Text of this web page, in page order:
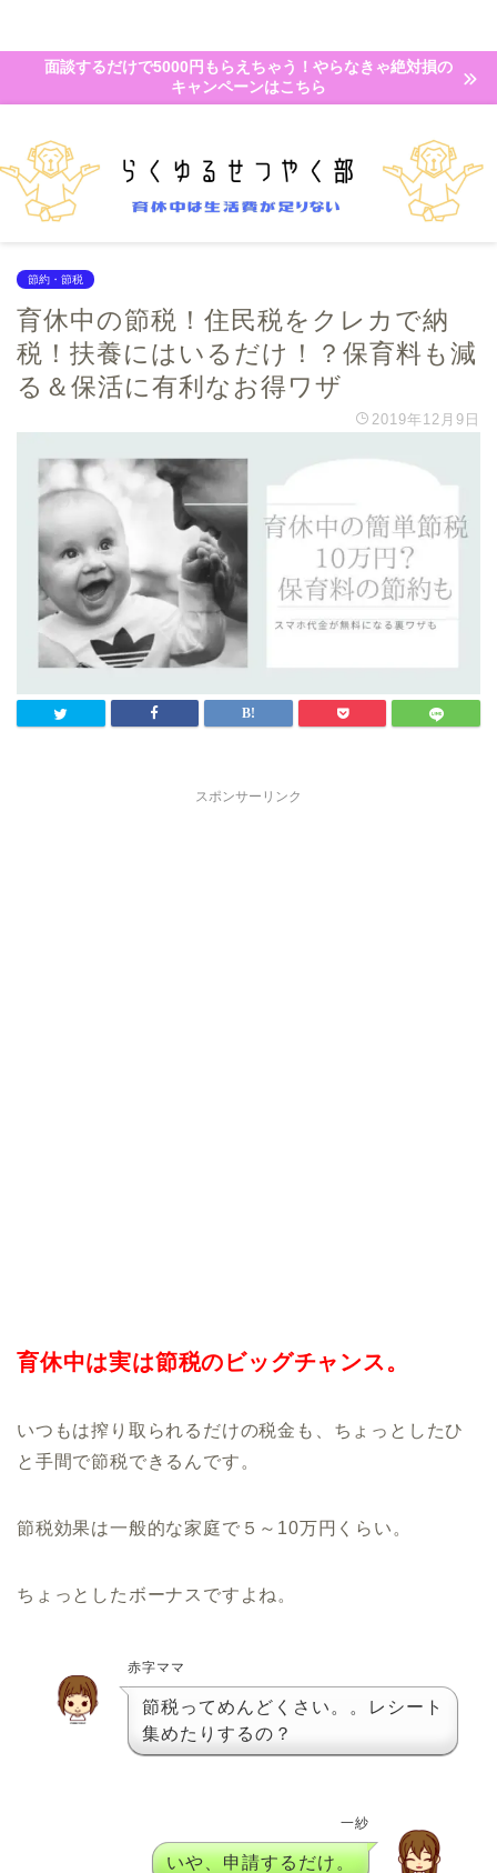
面談するだけで5000円もらえちゃう！やらなきゃ絶対損の
キャンペーンはこちら
節約・節税
育休中の節税！住民税をクレカで納
税！扶養にはいるだけ！？保育料も減
る＆保活に有利なお得ワザ
2019年12月9日
スポンサーリンク
育休中は実は節税のビッグチャンス。
いつもは搾り取られるだけの税金も、ちょっとしたひ
と手間で節税できるんです。
節税効果は一般的な家庭で５～10万円くらい。
ちょっとしたボーナスですよね。
赤字ママ
節税ってめんどくさい。。レシート
集めたりするの？
一紗
いや、申請するだけ。